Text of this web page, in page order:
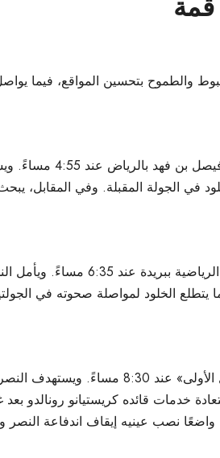
بين حسابات الهبوط والطموح بتحسين
يفتتح الرياض (16) برصيد 12 نقطة لقاءات
في الجولة المقبلة. وفي المقابل،
يستضيف النجمة متذيل الترتيب (18) بـ5 نقاط جاره الخلود
الخلود لمواصلة صحوته في
يحل النصر ثالث الترتيب بـ49 نقطة ضيفًا على الفتح (10) بـ24 نقطة في
خدمات قائده كريستيانو رونالدو بعد
واضعًا نصب عينيه إيقاف اندفاعة